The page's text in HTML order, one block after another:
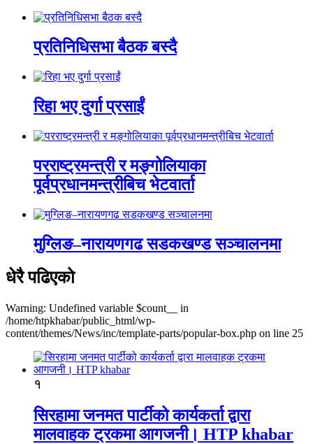
प्रतिनिधिसभा बैठक बस्दै
रिहा भए दुर्गा प्रसाईं
परराष्ट्रमन्त्री र मङ्गोलियाका
पूर्वप्रधानमन्त्रीबिच भेटवार्ता
मुग्लिङ–नारायणगढ सडकखण्ड सञ्चालनमा
धेरै पढिएको
Warning: Undefined variable $count__ in
/home/htpkhabar/public_html/wp-
content/themes/News/inc/template-parts/popular-box.php on line 25
१
सिरहामा जनमत पार्टीको कार्यकर्ता द्वारा
मालवाहक ट्रकमा आगजनी। HTP khabar